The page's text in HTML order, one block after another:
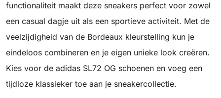
functionaliteit maakt deze sneakers perfect voor zowel
een casual dagje uit als een sportieve activiteit. Met de
veelzijdigheid van de Bordeaux kleurstelling kun je
eindeloos combineren en je eigen unieke look creëren.
Kies voor de adidas SL72 OG schoenen en voeg een
tijdloze klassieker toe aan je sneakercollectie.